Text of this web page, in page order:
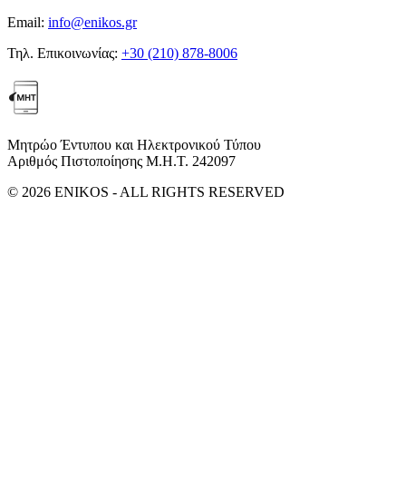
Email: info@enikos.gr
Τηλ. Επικοινωνίας: +30 (210) 878-8006
Μητρώο Έντυπου και Ηλεκτρονικού Τύπου
Αριθμός Πιστοποίησης Μ.Η.Τ. 242097
© 2026 ENIKOS - ALL RIGHTS RESERVED